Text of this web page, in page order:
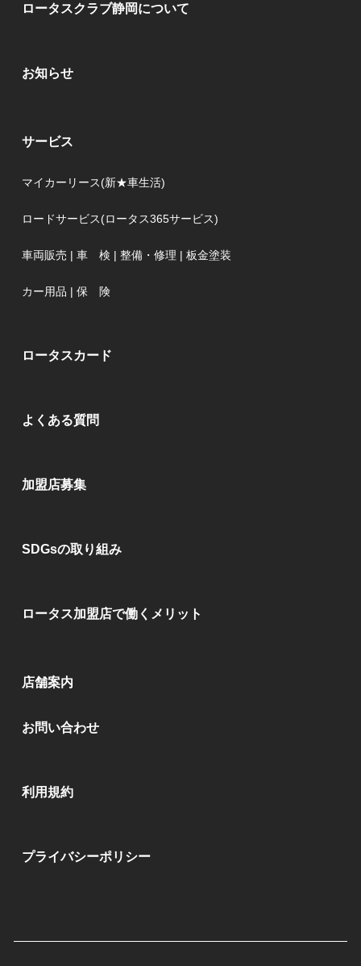
ロータスクラブ静岡について
お知らせ
サービス
マイカーリース(新★車生活)
ロードサービス(ロータス365サービス)
車両販売 |車 検 |整備・修理 |板金塗装
カー用品 |保 険
ロータスカード
よくある質問
加盟店募集
SDGsの取り組み
ロータス加盟店で働くメリット
店舗案内
お問い合わせ
利用規約
プライバシーポリシー